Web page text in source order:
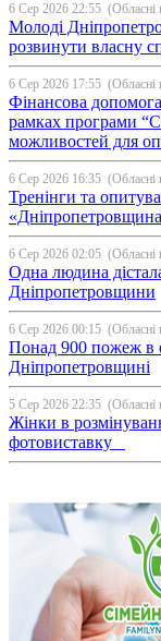
6 Сер 2026 22:55 (Обласні
Молоді
розвинути власну
6 Сер 2026 17:55 (Обласні
Фінансова
рамках програми
можливостей для
6 Сер 2026 16:35 (Обласні
Тренінги та
6 Сер 2026 02:05 (Обласні
Одна людина
Дніпропетровщини
6 Сер 2026 00:15 (Обласні
Понад 900 пожеж в
Дніпропетровщині
5 Сер 2026 22:35 (Обласні
Жінки в
фотовиставку